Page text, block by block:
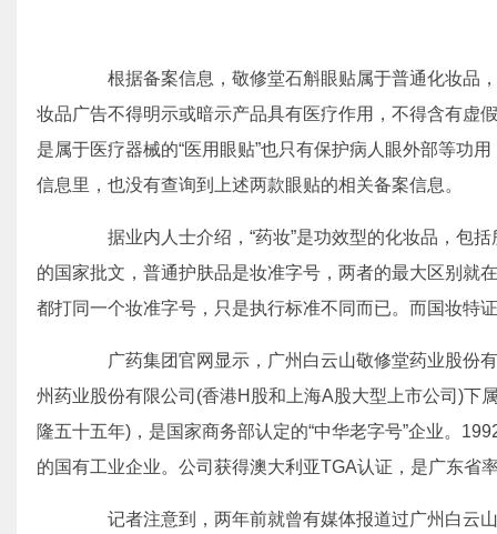
根据备案信息，敬修堂石斛眼贴属于普通化妆品
妆品广告不得明示或暗示产品具有医疗作用，不得含有虚
是属于医疗器械的“医用眼贴”也只有保护病人眼外部等功
信息里，也没有查询到上述两款眼贴的相关备案信息。
据业内人士介绍，“药妆”是功效型的化妆品，包括
的国家批文，普通护肤品是妆准字号，两者的最大区别就
都打同一个妆准字号，只是执行标准不同而已。而国妆特
广药集团官网显示，广州白云山敬修堂药业股份有
州药业股份有限公司(香港H股和上海A股大型上市公司)下
隆五十五年)，是国家商务部认定的“中华老字号”企业。
的国有工业企业。公司获得澳大利亚TGA认证，是广东省
记者注意到，两年前就曾有媒体报道过广州白云